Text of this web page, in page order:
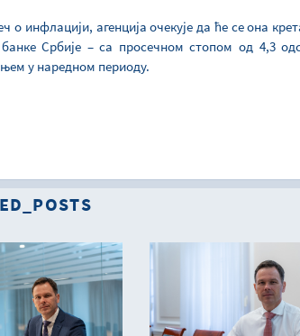
о инфлацији, агенција очекује да ће се она
Србије – са просечном стопом од 4,3
у наредном периоду.